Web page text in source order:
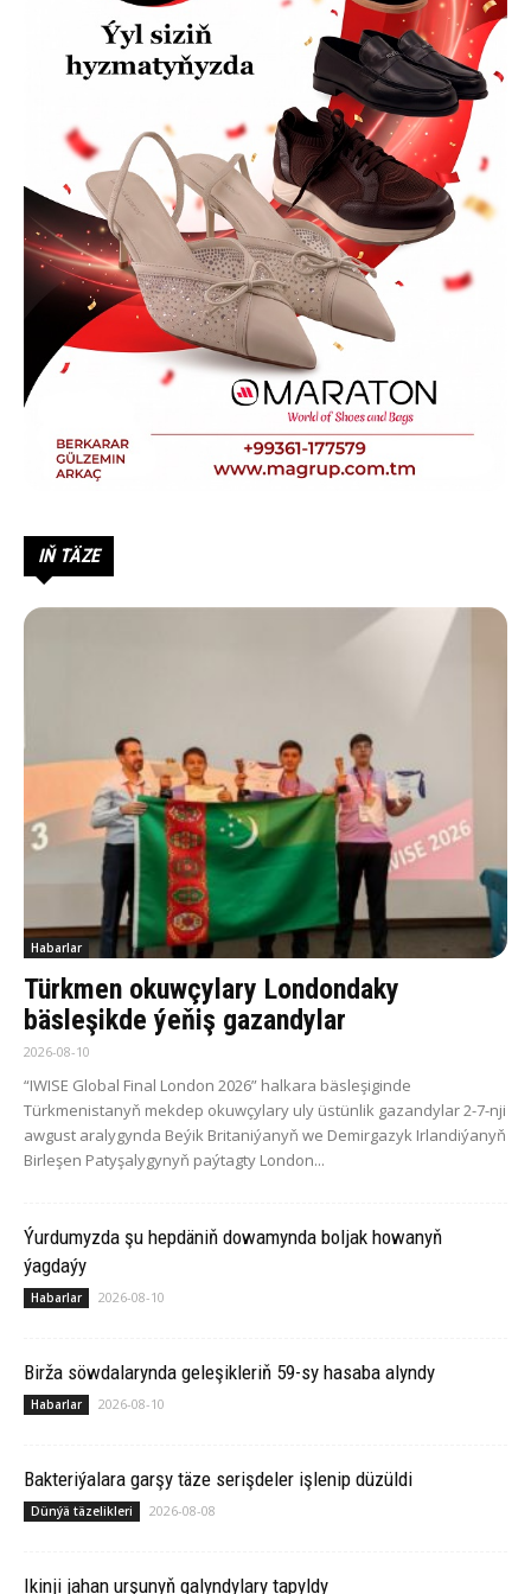
IŇ TÄZE
Habarlar
Türkmen okuwçylary Londondaky
bäsleşikde ýeňiş gazandylar
2026-08-10
“IWISE Global Final London 2026” halkara bäsleşiginde
Türkmenistanyň mekdep okuwçylary uly üstünlik gazandylar 2-7-nji
awgust aralygynda Beýik Britaniýanyň we Demirgazyk Irlandiýanyň
Birleşen Patyşalygynyň paýtagty London...
Ýurdumyzda şu hepdäniň dowamynda boljak howanyň
ýagdaýy
Habarlar 2026-08-10
Birža söwdalarynda geleşikleriň 59-sy hasaba alyndy
Habarlar 2026-08-10
Bakteriýalara garşy täze serişdeler işlenip düzüldi
Dünýä täzelikleri 2026-08-08
Ikinji jahan urşunyň galyndylary tapyldy